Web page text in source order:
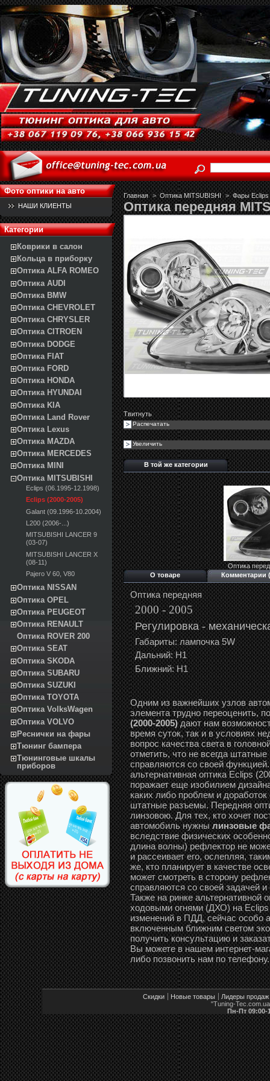
Фото оптики на авто
НАШИ КЛИЕНТЫ
Категории
Коврики в салон
Кольца в приборку
Оптика ALFA ROMEO
Оптика AUDI
Оптика BMW
Оптика CHEVROLET
Оптика CHRYSLER
Оптика CITROEN
Оптика DODGE
Оптика FIAT
Оптика FORD
Оптика HONDA
Оптика HYUNDAI
Оптика KIA
Оптика Land Rover
Оптика Lexus
Оптика MAZDA
Оптика MERCEDES
Оптика MINI
Оптика MITSUBISHI
Eclips (06.1995-12.1998)
Eclips (2000-2005)
Galant (09.1996-10.2004)
L200 (2006-...)
MITSUBISHI LANCER 9
(03-07)
MITSUBISHI LANCER X
(08-11)
Pajero V 60, V80
Оптика NISSAN
Оптика OPEL
Оптика PEUGEOT
Оптика RENAULT
Оптика ROVER 200
Оптика SEAT
Оптика SKODA
Оптика SUBARU
Оптика SUZUKI
Оптика TOYOTA
Оптика VolksWagen
Оптика VOLVO
Реснички на фары
Тюнинг бампера
Тюнинговые шкалы
приборов
Главная > Оптика MITSUBISHI > Фары Eclips
Оптика передняя
Твитнуть
Распечатать
Увеличить
В той же категории
Оптика
О товаре
Комментарии
Оптика передняя
2000 - 2005
Регулировка -механ
Габариты: лампочка 5W
Дальний: Н1
Ближний: Н1
Одним из важнейших узлов
элемента трудно переоценить,
(2000-2005)дают нам
время суток, так и в условиях
вопрос качества света в
отметить, что не всегда
справляются со своей
альтернативная оптика Eclips
поражает еще изобилием
каких либо проблем и
штатные разъемы. Передняя
линзовою. Для тех, кто хочет
автомобиль нужнылинзовые
вследствие физических
длина волны) рефлектор не
и рассеивает его, ослепляя,
же, кто планирует в качестве
может смотреть в сторону
справляются со своей задачей
Также на ринке
ходовыми огнями (ДХО) на Eclips
изменений в ПДД, сейчас особо
включенным ближним светом
получить консультацию и
Вы можете в нашем интернет-
либо позвонить нам по телефону.
Скидки Новые товары
Лидеры продаж
"Tuning-
Пн-Пт 09:00-